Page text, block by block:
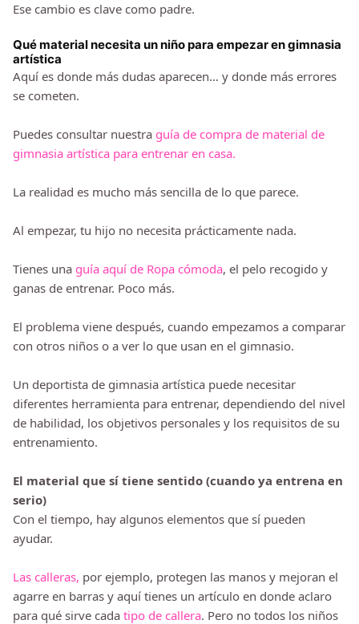
Ese cambio es clave como padre.
Qué material necesita un niño para empezar en gimnasia
artística
Aquí es donde más dudas aparecen… y donde más errores
se cometen.
Puedes consultar nuestra guía de compra de material de
gimnasia artística para entrenar en casa.
La realidad es mucho más sencilla de lo que parece.
Al empezar, tu hijo no necesita prácticamente nada.
Tienes una guía aquí de Ropa cómoda, el pelo recogido y
ganas de entrenar. Poco más.
El problema viene después, cuando empezamos a comparar
con otros niños o a ver lo que usan en el gimnasio.
Un deportista de gimnasia artística puede necesitar
diferentes herramienta para entrenar, dependiendo del nivel
de habilidad, los objetivos personales y los requisitos de su
entrenamiento.
El material que sí tiene sentido (cuando ya entrena en
serio)
Con el tiempo, hay algunos elementos que sí pueden
ayudar.
Las calleras, por ejemplo, protegen las manos y mejoran el
agarre en barras y aquí tienes un artículo en donde aclaro
para qué sirve cada tipo de callera. Pero no todos los niños